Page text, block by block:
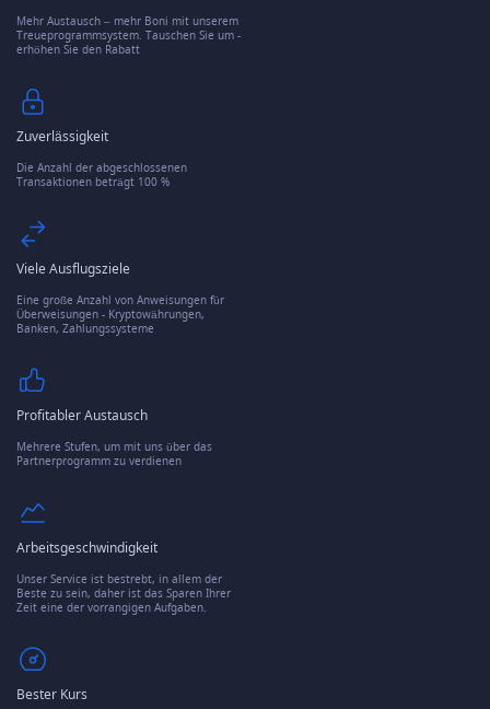
Mehr Austausch – mehr Boni mit unserem
Treueprogrammsystem. Tauschen Sie um -
erhöhen Sie den Rabatt
Zuverlässigkeit
Die Anzahl der abgeschlossenen
Transaktionen beträgt 100 %
Viele Ausflugsziele
Eine große Anzahl von Anweisungen für
Überweisungen - Kryptowährungen,
Banken, Zahlungssysteme
Profitabler Austausch
Mehrere Stufen, um mit uns über das
Partnerprogramm zu verdienen
Arbeitsgeschwindigkeit
Unser Service ist bestrebt, in allem der
Beste zu sein, daher ist das Sparen Ihrer
Zeit eine der vorrangigen Aufgaben.
Bester Kurs